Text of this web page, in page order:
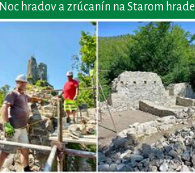
Noc hradov a zrúcanín na Starom hrade